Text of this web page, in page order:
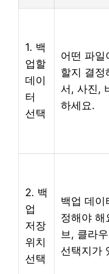
1. 백
업할
데이
터
선택
어떤 파일
할지 결정
서, 사진,
하세요.
2. 백
업
저장
위치
선택
백업 데이
정해야 해
브, 클라
선택지가